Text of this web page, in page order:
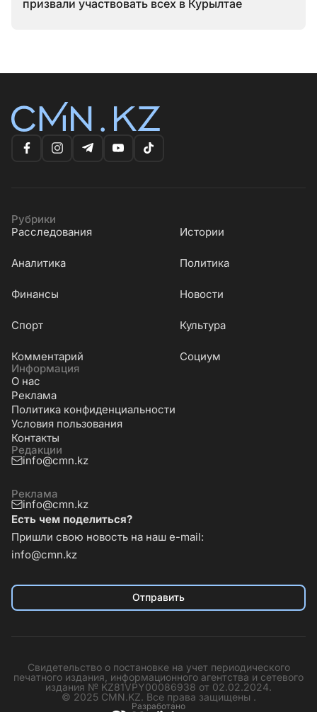
призвали участвовать всех в Курылтае
Рубрики
Расследования
Истории
Аналитика Политика
Финансы Новости
Cпорт Культура
Комментарий
Социум
Информация
О нас
Реклама
Политика конфиденциальности
Условия пользования
Контакты
Редакции
info@cmn.kz
Реклама
info@cmn.kz
Есть чем поделиться?
Пришли свою новость на наш e-mail:
info@cmn.kz
Отправить
Свидетельство о постановке на учет периодического
печатного издания, информационного агентства и сетевого
издания № KZ81VPY00086938 от 02.02.2024.
© 2025 CMN.KZ. Все права защищены .
Разработано